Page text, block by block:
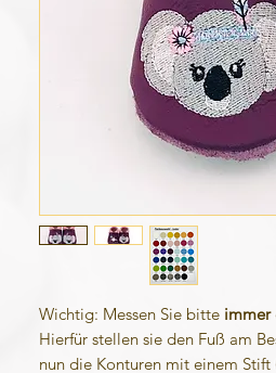
Wichtig: Messen Sie bitte immer
Hierfür stellen sie den Fuß am
nun die Konturen mit einem Stift